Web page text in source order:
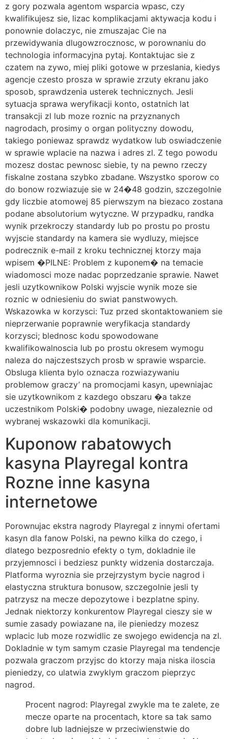
z gory pozwala agentom wsparcia wpasc, czy
kwalifikujesz sie, lizac komplikacjami aktywacja kodu i
ponownie dolaczyc, nie zmuszajac Cie na
przewidywania dlugowzrocznosc, w porownaniu do
technologia informacyjna pytaj. Kontaktujac sie z
czatem na zywo, miej pliki gotowe w przeslania, kiedys
agencje czesto prosza w sprawie zrzuty ekranu jako
sposob, sprawdzenia usterek technicznych. Jesli
sytuacja sprawa weryfikacji konto, ostatnich lat
transakcji zl lub moze roznic na przyznanych
nagrodach, prosimy o organ polityczny dowodu,
takiego poniewaz sprawdz wydatkow lub oswiadczenie
w sprawie wplacie na nazwa i adres zl. Z tego powodu
mozesz dostac pewnosc siebie, ty na pewno rzeczy
fiskalne zostana szybko zbadane. Wszystko sporow co
do bonow rozwiazuje sie w 24�48 godzin, szczegolnie
gdy liczbie atomowej 85 pierwszym na biezaco zostana
podane absolutorium wytyczne. W przypadku, randka
wynik przekroczy standardy lub po prostu po prostu
wyjscie standardy na kamera sie wydluzy, miejsce
podrecznik e-mail z kroku technicznej ktorzy maja
wpisem �PILNE: Problem z kuponem� na temacie
wiadomosci moze nadac poprzedzanie sprawie. Nawet
jesli uzytkownikow Polski wyjscie wynik moze sie
roznic w odniesieniu do swiat panstwowych.
Wskazowka w korzysci: Tuz przed skontaktowaniem sie
nieprzerwanie poprawnie weryfikacja standardy
korzysci; blednosc kodu spowodowane
kwalifikowalnoscia lub po prostu okresem wymogu
naleza do najczestszych prosb w sprawie wsparcie.
Obsluga klienta bylo oznacza rozwiazywaniu
problemow graczy’ na promocjami kasyn, upewniajac
sie uzytkownikom z kazdego obszaru �a takze
uczestnikom Polski� podobny uwage, niezaleznie od
wybranej wskazowki dla komunikacji.
Kuponow rabatowych
kasyna Playregal kontra
Rozne inne kasyna
internetowe
Porownujac ekstra nagrody Playregal z innymi ofertami
kasyn dla fanow Polski, na pewno kilka do czego, i
dlatego bezposrednio efekty o tym, dokladnie ile
przyjemnosci i bedziesz punkty widzenia dostarczaja.
Platforma wyroznia sie przejrzystym bycie nagrod i
elastyczna struktura bonusow, szczegolnie jesli ty
patrzysz na mecze depozytowe i bezplatne spiny.
Jednak niektorzy konkurentow Playregal cieszy sie w
sumie zasady powiazane na, ile pieniedzy mozesz
wplacic lub moze rozwidlic ze swojego ewidencja na zl.
Dokladnie w tym samym czasie Playregal ma tendencje
pozwala graczom przyjsc do ktorzy maja niska iloscia
pieniedzy, co ulatwia zwyklym graczom pieprzyc
nagrod.
Procent nagrod: Playregal zwykle ma te zalete, ze
mecze oparte na procentach, ktore sa tak samo
dobre lub ladniejsze w przeciwienstwie do